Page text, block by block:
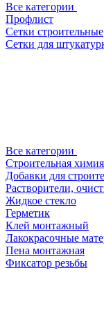
Все категории
Профлист
Сетки строительные
Сетки для
Все категории
Строительная химия
Добавки для
Растворители,
Жидкое стекло
Герметик
Клей монтажный
Лакокрасочные
Пена монтажная
Фиксатор резьбы